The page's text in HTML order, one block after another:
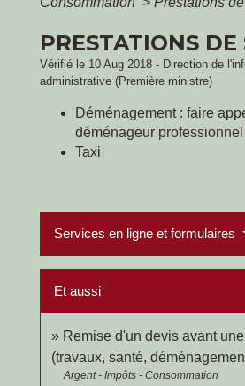
PRESTATIONS DE
Vérifié le 10 Aug 2018 - Direction de
administrative (Première ministre)
Déménagement : faire
déménageur professionnel
Taxi
Services en ligne et formulaires
Et aussi
Remise d'un devis avant
(travaux, santé,
Argent - Impôts - Consommation